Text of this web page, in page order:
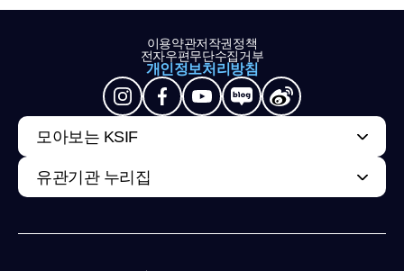
이용약관저작권정책
전자우편무단수집거부
개인정보처리방침
모아보는 KSIF
유관기관 누리집